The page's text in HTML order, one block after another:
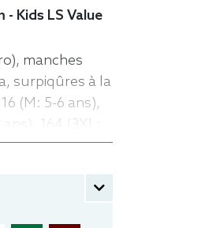
Kids LS Value
manches
surpiqûres à la
(M: 5-6 ans),
164 (3XL:
the loom,